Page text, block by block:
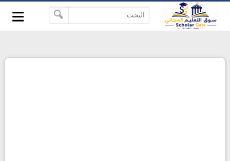
-->
≡